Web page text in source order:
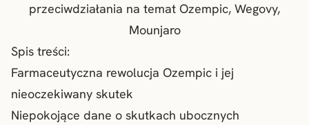
przeciwdziałania na temat Ozempic, Wegovy,
Mounjaro
Spis treści:
Farmaceutyczna rewolucja Ozempic i jej
nieoczekiwany skutek
Niepokojące dane o skutkach ubocznych